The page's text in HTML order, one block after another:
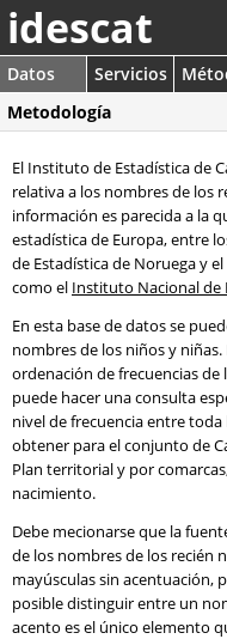
idescat
Datos Servicios
Metodología
El Instituto de Estadística de
relativa a los nombres de los
información es parecida a la
estadística de Europa, entre
de Estadística de Noruega y
como el Instituto Nacional de
En esta base de datos se
nombres de los niños y
ordenación de frecuencias de
puede hacer una consulta
nivel de frecuencia entre
obtener para el conjunto de
Plan territorial y por
nacimiento.
Debe mecionarse que la
de los nombres de los recién
mayúsculas sin acentuación,
posible distinguir entre un
acento es el único elemento